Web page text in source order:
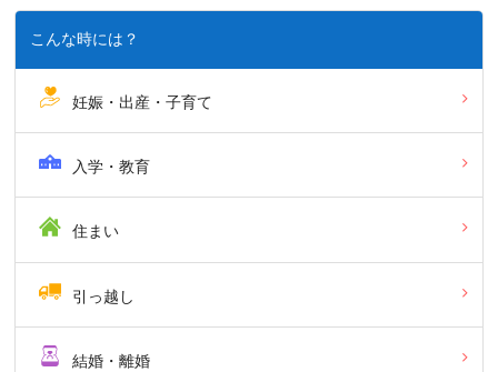
こんな時には？
妊娠・出産・子育て
入学・教育
住まい
引っ越し
結婚・離婚